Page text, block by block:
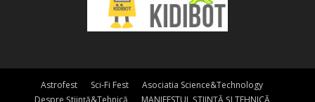
Astrofest Sci-Fi Fest
Asociatia Science&Technology
Despre Știință&Tehnică
MANIFESTUL ȘTIINȚĂ ȘI TEHNICĂ